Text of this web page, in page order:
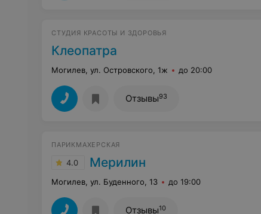
СТУДИЯ КРАСОТЫ И ЗДОРОВЬЯ
Клеопатра
Могилев, ул. Островского, 1ж до 20:00
Отзывы93
ПАРИКМАХЕРСКАЯ
4.0 Мерилин
Могилев, ул. Буденного, 13 до 19:00
Отзывы10